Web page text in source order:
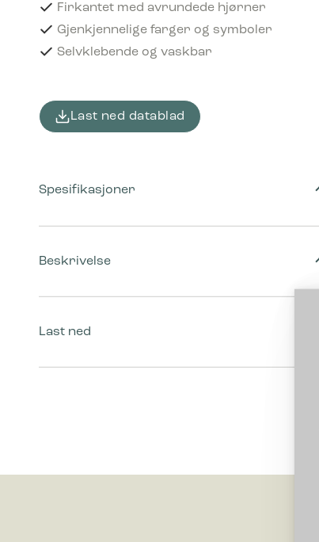
Firkantet med avrundede hjørner
Gjenkjennelige farger og symboler
Selvklebende og vaskbar
Last ned datablad
Beskrivelse
Last ned
Spesifikasjoner